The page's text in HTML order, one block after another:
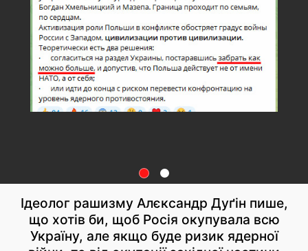
Ідеолог рашизму Алєксандр Дуґін пише,
що хотів би, щоб Росія окупувала всю
Україну, але якщо буде ризик ядерної